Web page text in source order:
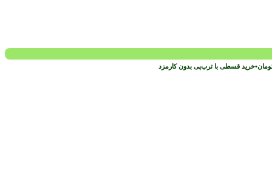
•خرید قسطی با ترب‌پی بدون کارمزد